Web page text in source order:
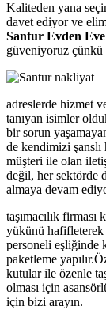
Kaliteden yana
davet ediyor ve
Santur Evden
güveniyoruz çünkü
adreslerde hizmet
tanıyan isimler
bir sorun
de kendimizi şanslı
müşteri ile olan
değil, her sektörde
almaya devam
taşımacılık
yükünü hafifleterek
personeli eşliğinde
paketleme
kutular ile özenle
olması için
için bizi arayın.